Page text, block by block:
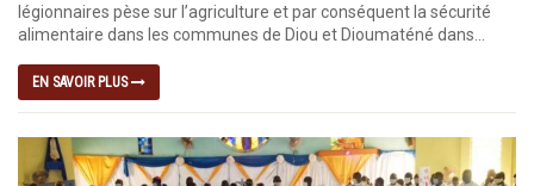
légionnaires pèse sur l’agriculture et par conséquent la sécurité
alimentaire dans les communes de Diou et Dioumaténé dans...
EN SAVOIR PLUS